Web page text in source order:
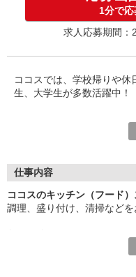
早朝手当（5:00〜
1分で
求人応募期間：
ココスでは、学校帰りや
生、大学生が多数活躍中！
て、学業とアルバイトを無
トの時間もしっかり確保。
楽しい職場で、新しい経験
すき家・はま寿司など、
仕事内容
ココスのキッチン（フード
調理、盛り付け、清掃などを
まずは盛り付けやお皿洗い